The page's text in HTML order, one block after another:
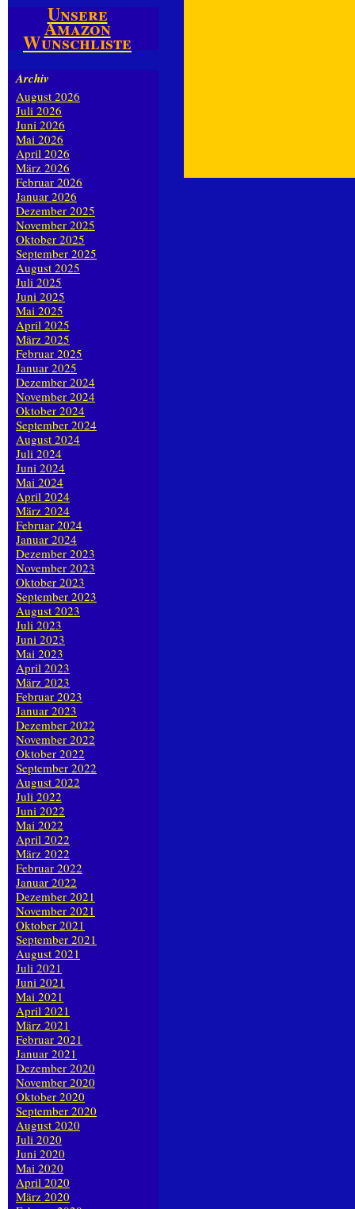
Unsere
Amazon
Wunschliste
Archiv
August 2026
Juli 2026
Juni 2026
Mai 2026
April 2026
März 2026
Februar 2026
Januar 2026
Dezember 2025
November 2025
Oktober 2025
September 2025
August 2025
Juli 2025
Juni 2025
Mai 2025
April 2025
März 2025
Februar 2025
Januar 2025
Dezember 2024
November 2024
Oktober 2024
September 2024
August 2024
Juli 2024
Juni 2024
Mai 2024
April 2024
März 2024
Februar 2024
Januar 2024
Dezember 2023
November 2023
Oktober 2023
September 2023
August 2023
Juli 2023
Juni 2023
Mai 2023
April 2023
März 2023
Februar 2023
Januar 2023
Dezember 2022
November 2022
Oktober 2022
September 2022
August 2022
Juli 2022
Juni 2022
Mai 2022
April 2022
März 2022
Februar 2022
Januar 2022
Dezember 2021
November 2021
Oktober 2021
September 2021
August 2021
Juli 2021
Juni 2021
Mai 2021
April 2021
März 2021
Februar 2021
Januar 2021
Dezember 2020
November 2020
Oktober 2020
September 2020
August 2020
Juli 2020
Juni 2020
Mai 2020
April 2020
März 2020